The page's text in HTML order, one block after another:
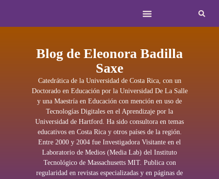
Blog de Eleonora Badilla
Saxe
Catedrática de la Universidad de Costa Rica, con un
Doctorado en Educación por la Universidad De La Salle
y una Maestría en Educación con mención en uso de
Tecnologías Digitales en el Aprendizaje por la
Universidad de Hartford. Ha sido consultora en temas
educativos en Costa Rica y otros países de la región.
Entre 2000 y 2004 fue Investigadora Visitante en el
Laboratorio de Medios (Media Lab) del Instituto
Tecnológico de Massachusetts MIT. Publica con
regularidad en revistas especializadas y en páginas de